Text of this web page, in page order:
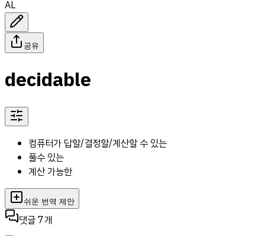
AL
공유
decidable
컴퓨터가 답할/결정할/계산할 수 있는
풀수 있는
계산 가능한
쉬운 번역 제안
댓글7개